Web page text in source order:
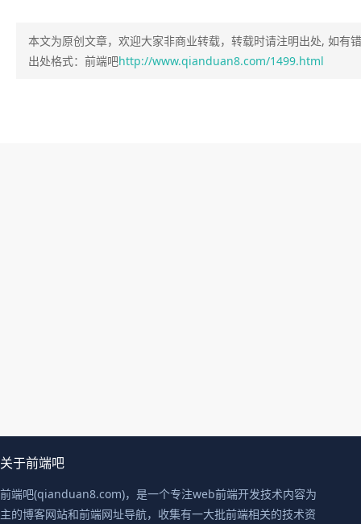
本文为原创文章，欢迎大家非商业转载，转载时请注明出处, 如有
出处格式：前端吧http://www.qianduan8.com/1499.html
关于前端吧
前端吧(qianduan8.com)，是一个专注web前端开发技术内容为
主的博客网站和前端网址导航，收集有一大批前端相关的技术资